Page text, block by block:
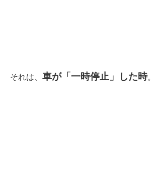
それは、 車が「一時停止」した時。